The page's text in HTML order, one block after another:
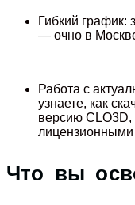
Гибкий график:
— очно в
Работа с
узнаете, как
версию CLO3D,
Что вы